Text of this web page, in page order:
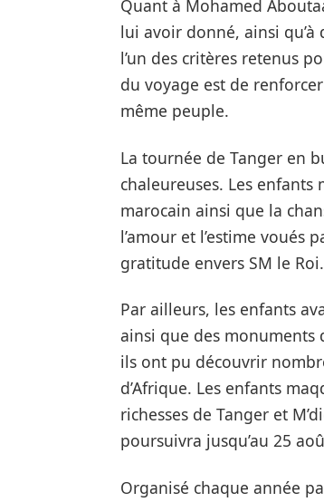
Quant à Mohamed
lui avoir donné, ainsi qu’à
l’un des critères retenus
du voyage est de
même peuple.
La tournée de Tanger en
chaleureuses. Les
marocain ainsi que la
l’amour et l’estime voués
gratitude envers SM le Roi.
Par ailleurs, les enfants
ainsi que des monuments
ils ont pu découvrir
d’Afrique. Les enfants
richesses de Tanger et
poursuivra jusqu’au 25
Organisé chaque année